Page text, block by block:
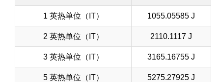
1 英热单位（IT） 1055.05585 J
2 英热单位（IT） 2110.1117 J
3 英热单位（IT） 3165.16755 J
5 英热单位（IT） 5275.27925 J